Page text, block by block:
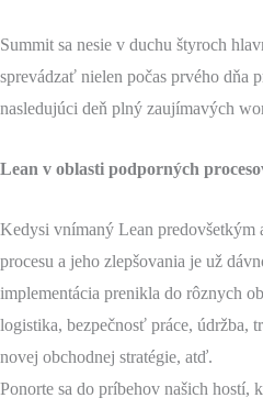
Summit sa nesie v duchu štyroch
sprevádzať nielen počas prvého dňa
nasledujúci deň plný zaujímavých
Lean v oblasti podporných
Kedysi vnímaný Lean predovšetkým
procesu a jeho zlepšovania je už
implementácia prenikla do rôznych
logistika, bezpečnosť práce, údržba,
novej obchodnej stratégie, atď.
Ponorte sa do príbehov našich hostí,